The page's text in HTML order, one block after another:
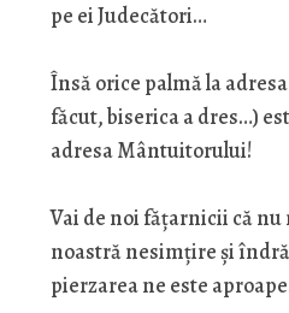
pe ei Judecători…
Însă orice palmă la
făcut, biserica a dres…)
adresa Mântuitorului!
Vai de noi fățarnicii că
noastră nesimțire și
pierzarea ne este